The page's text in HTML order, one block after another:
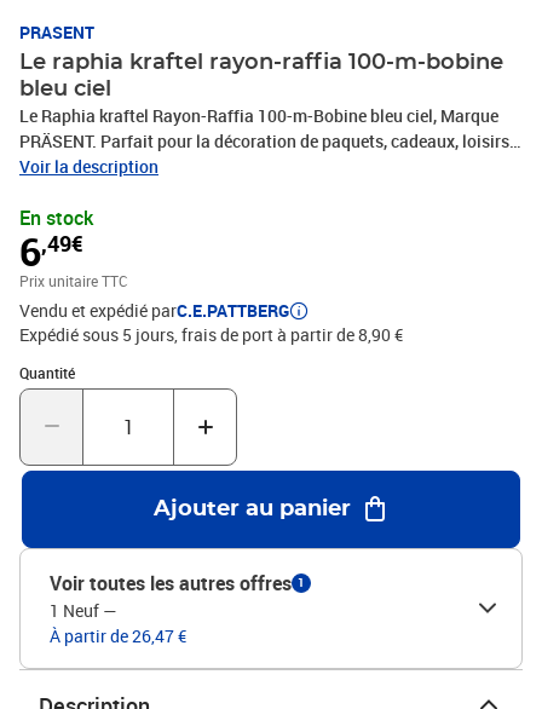
PRASENT
Le raphia kraftel rayon-raffia 100-m-bobine
bleu ciel
Le Raphia kraftel Rayon-Raffia 100-m-Bobine bleu ciel, Marque
PRÄSENT. Parfait pour la décoration de paquets, cadeaux, loisirs
décoratifs et tous vos projets DIY. Nos produits sont fabriqués en
toutes les occasions : que ce soit pour un anniversaire, un
baptême, une communion, Noël, le Nouvel An ou même pour
Pâques – ce fabuleux accessoire rend rapidement les emballages
cadeaux beaux et attrayants.
Voir la description
En stock
6,49€
Prix unitaire TTC
Vendu et expédié parC.E.PATTBERG
Expédié sous 5 jours, frais de port à partir de 8,90 €
Quantité
Quantité : 1
Ajouter au panier
Voir toutes les autres offres 1
1 Neuf —
À partir de 26,47 €